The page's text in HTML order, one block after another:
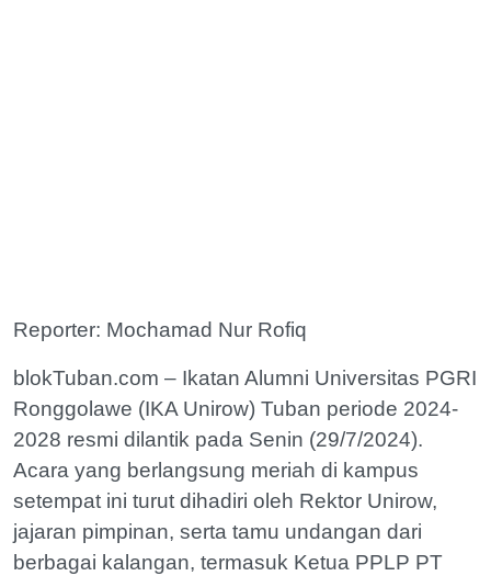
Reporter: Mochamad Nur Rofiq
blokTuban.com – Ikatan Alumni Universitas PGRI
Ronggolawe (IKA Unirow) Tuban periode 2024-
2028 resmi dilantik pada Senin (29/7/2024).
Acara yang berlangsung meriah di kampus
setempat ini turut dihadiri oleh Rektor Unirow,
jajaran pimpinan, serta tamu undangan dari
berbagai kalangan, termasuk Ketua PPLP PT